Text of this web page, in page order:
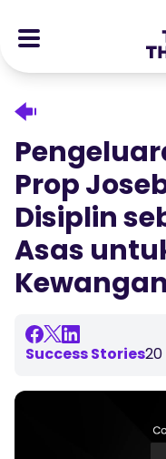
Stocks
Kisah Kejayaan
Ganjaran
Tools
EDUCATIONAL
Ebooks
Webinar
Help Center
Portal Ahli
Prop
Disiplin
Asas
Kewangan
Success Stories